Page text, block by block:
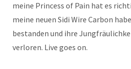
meine Princess of Pain hat es
meine neuen Sidi Wire Carbon
bestanden und ihre
verloren. Live goes on.